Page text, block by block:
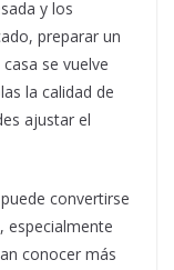
y los
preparar un
se vuelve
la calidad de
ajustar el
convertirse
especialmente
conocer más